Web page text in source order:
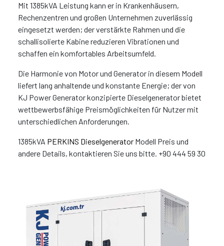
Mit 1385kVA Leistung kann er in Krankenhäusern,
Rechenzentren und großen Unternehmen zuverlässig
eingesetzt werden; der verstärkte Rahmen und die
schallisolierte Kabine reduzieren Vibrationen und
schaffen ein komfortables Arbeitsumfeld.
Die Harmonie von Motor und Generator in diesem Modell
liefert lang anhaltende und konstante Energie; der von
KJ Power Generator konzipierte Dieselgenerator bietet
wettbewerbsfähige Preismöglichkeiten für Nutzer mit
unterschiedlichen Anforderungen.
1385kVA PERKINS Dieselgenerator Modell Preis und
andere Details, kontaktieren Sie uns bitte. +90 444 59 30